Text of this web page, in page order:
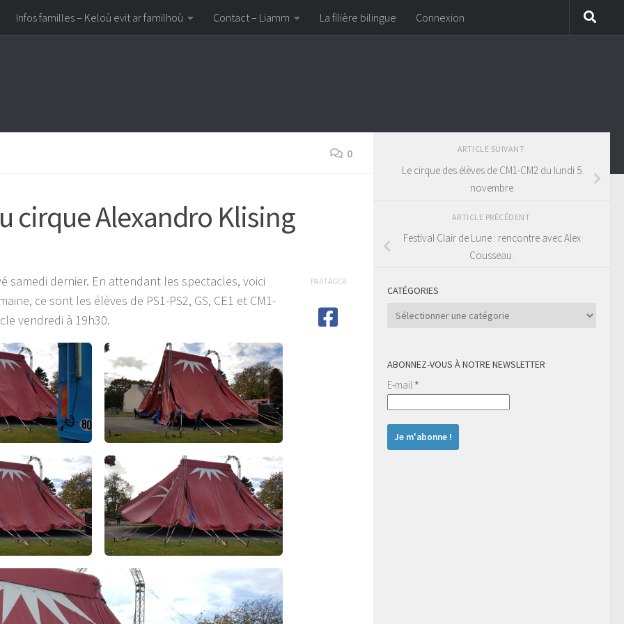
Infos familles – Keloù evit ar familhoù Contact – Liamm La filière bilingue Connexion
0
cirque Alexandro Klising
samedi dernier. En attendant les spectacles, voici
ce sont les élèves de PS1-PS2, GS, CE1 et CM1-
vendredi à 19h30.
PARTAGER
ARTICLE SUIVANT
Le cirque des élèves de CM1-CM2 du lundi 5
novembre
ARTICLE PRÉCÉDENT
Festival Clair de Lune : rencontre avec Alex
Cousseau.
CATÉGORIES
Catégories
ABONNEZ-VOUS À NOTRE NEWSLETTER
E-mail *